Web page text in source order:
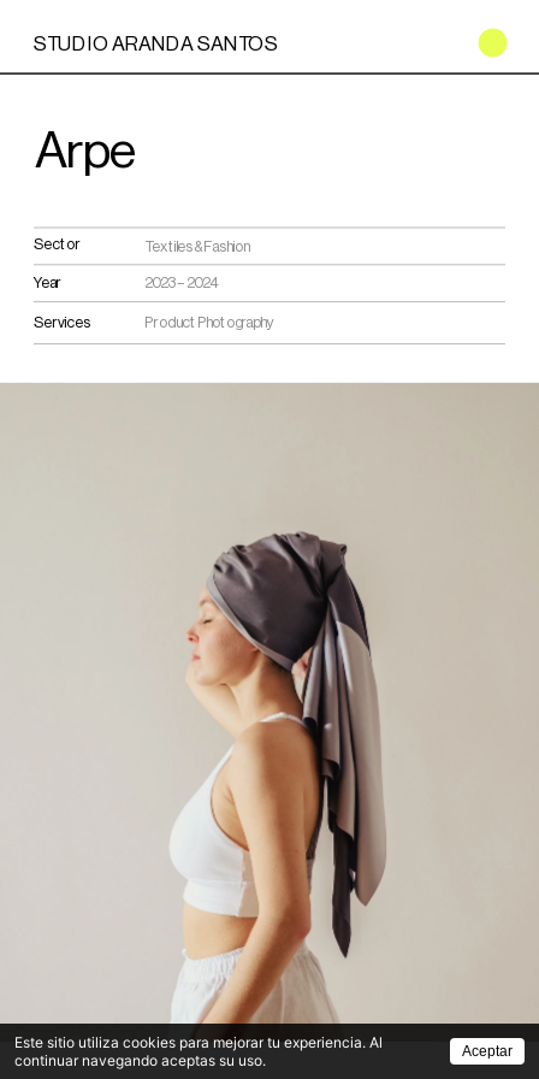
STUDIO ARANDA SANTOS
Arpe
Sector Textiles & Fashion
2023 – 2024
Year
Product Photography
Services
Este sitio utiliza cookies para mejorar tu experiencia. Al
continuar navegando aceptas su uso.
Aceptar